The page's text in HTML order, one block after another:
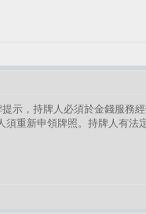
示，持牌人必須於金錢服務
重新申領牌照。持牌人有法